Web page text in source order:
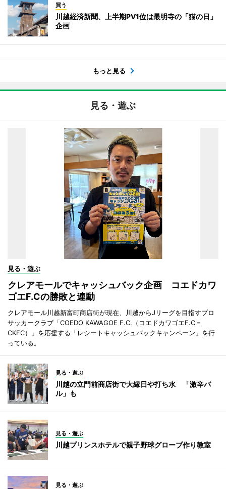
買う
川越経済新聞、上半期PV1位は最明寺の「猫の日」
企画
もっと見る
見る・遊ぶ
見る・遊ぶ
クレアモールでキャッシュバック企画 コエドカワ
ゴエF.Cの勝敗と連動
クレアモール川越新富町商店街が現在、川越からJリーグを目指すプロ
サッカークラブ「COEDO KAWAGOE F.C.（コエドカワゴエF.C＝
CKFC）」を応援する「レシートキャッシュバックキャンペーン」を行
っている。
見る・遊ぶ
川越の立門前商店街で大縁日や打ち水 「激辛バ
ル」も
見る・遊ぶ
川越プリンスホテルで親子野球グローブ作り教室
見る・遊ぶ